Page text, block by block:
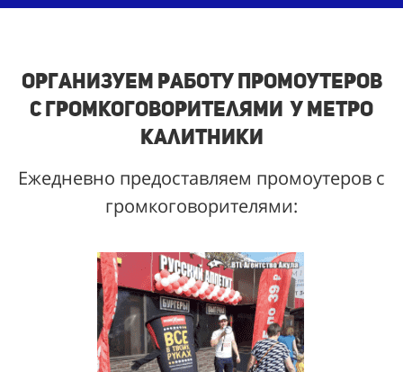
Организуем работу промоутеров
с громкоговорителями у метро
Калитники
Ежедневно предоставляем промоутеров с
громкоговорителями: